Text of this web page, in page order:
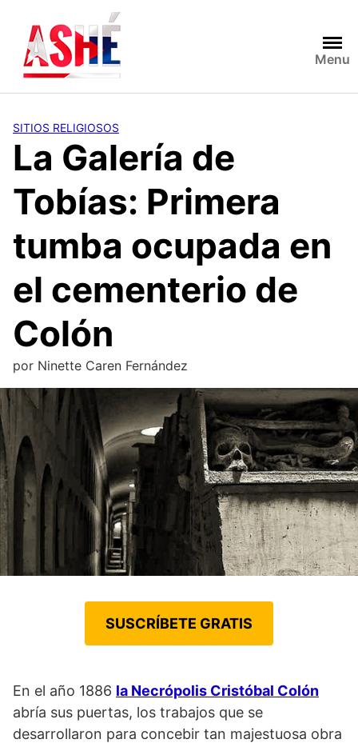
contenido
Menu
SITIOS RELIGIOSOS
La Galería de
Tobías: Primera
tumba ocupada en
el cementerio de
Colón
por Ninette Caren Fernández
SUSCRÍBETE GRATIS
En el año 1886 la Necrópolis Cristóbal Colón
abría sus puertas, los trabajos que se
desarrollaron para concebir tan majestuosa obra